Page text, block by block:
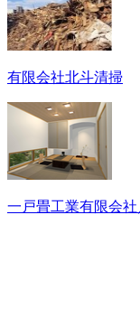
有限会社北斗清掃
一戸畳工業有限会社